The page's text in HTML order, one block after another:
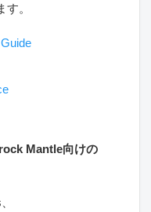
。
Mantle向けの